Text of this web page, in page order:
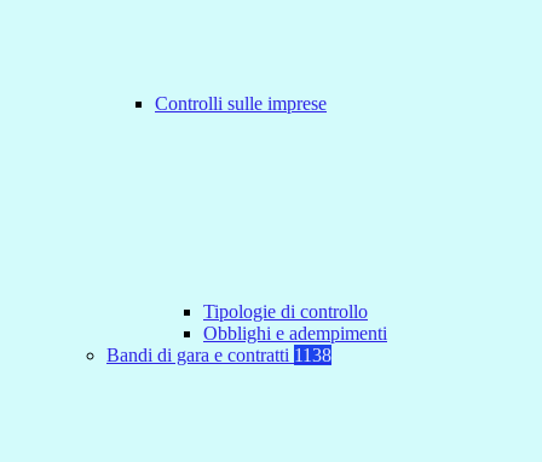
Controlli sulle imprese
Tipologie di controllo
Obblighi e adempimenti
Bandi di gara e contratti 1138